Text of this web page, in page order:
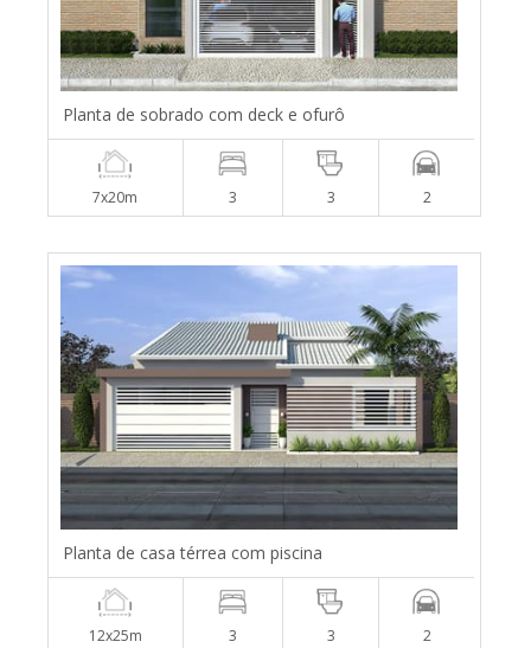
Planta de sobrado com deck e ofurô
7x20m 3 3 2
Planta de casa térrea com piscina
12x25m 3 3 2